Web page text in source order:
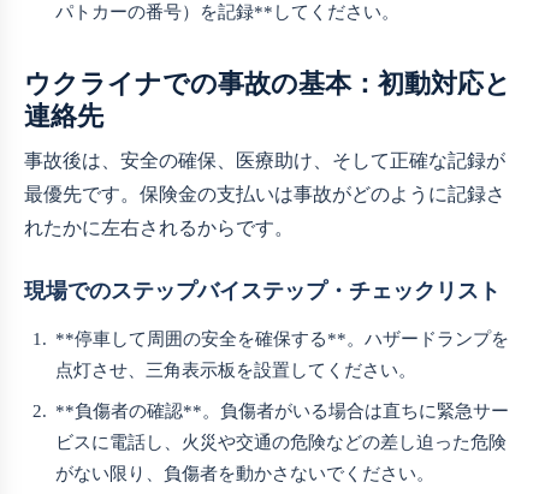
パトカーの番号）を記録**してください。
ウクライナでの事故の基本：初動対応と
連絡先
事故後は、安全の確保、医療助け、そして正確な記録が
最優先です。保険金の支払いは事故がどのように記録さ
れたかに左右されるからです。
現場でのステップバイステップ・チェックリスト
**停車して周囲の安全を確保する**。ハザードランプを
点灯させ、三角表示板を設置してください。
**負傷者の確認**。負傷者がいる場合は直ちに緊急サー
ビスに電話し、火災や交通の危険などの差し迫った危険
がない限り、負傷者を動かさないでください。